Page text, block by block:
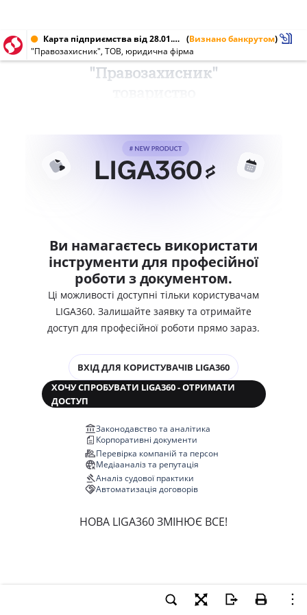
Карта підприємства від 28.01.2010 № 31333529 (Визнано банкрутом)
"Правозахисник", ТОВ, юридична фірма
"Правозахисник"
Ви намагаєтесь використати
інструменти для професійної
роботи з документом.
Ці можливості доступні тільки користувачам
LIGA360. Залишайте заявку та отримайте
доступ для професійної роботи прямо зараз.
ВХІД ДЛЯ КОРИСТУВАЧІВ LIGA360
ХОЧУ СПРОБУВАТИ LIGA360 - ОТРИМАТИ
ДОСТУП
Законодавство та аналітика
Корпоративні документи
Перевірка компаній та персон
Медіааналіз та репутація
Аналіз судової практики
Автоматизація договорів
НОВА LIGA360 ЗМІНЮЄ ВСЕ!